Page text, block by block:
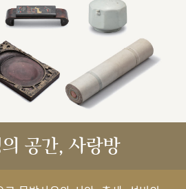
공간, 사랑방